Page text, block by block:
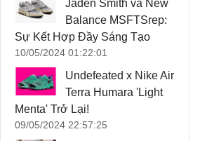
Jaden Smith và New
Balance MSFTSrep:
Sự Kết Hợp Đầy Sáng Tạo
10/05/2024 01:22:01
Undefeated x Nike Air
Terra Humara 'Light
Menta' Trở Lại!
09/05/2024 22:57:25